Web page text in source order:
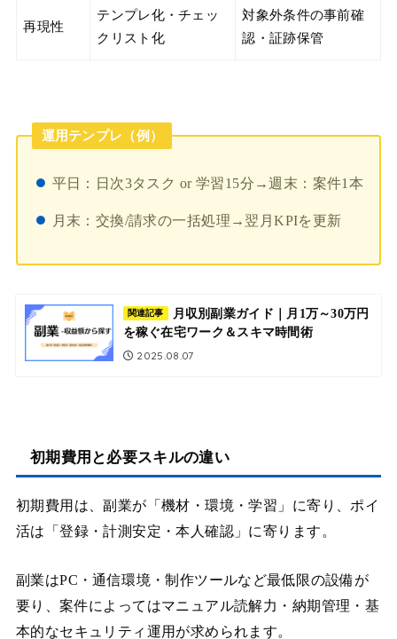
再現性
テンプレ化・チェッ
クリスト化
対象外条件の事前確
認・証跡保管
運用テンプレ（例）
平日：日次3タスク or 学習15分→週末：案件1本
月末：交換/請求の一括処理→翌月KPIを更新
関連記事
月収別副業ガイド｜月1万～30万円
を稼ぐ在宅ワーク＆スキマ時間術
2025.08.07
初期費用と必要スキルの違い
初期費用は、副業が「機材・環境・学習」に寄り、ポイ
活は「登録・計測安定・本人確認」に寄ります。
副業はPC・通信環境・制作ツールなど最低限の設備が
要り、案件によってはマニュアル読解力・納期管理・基
本的なセキュリティ運用が求められます。